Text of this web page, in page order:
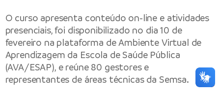
O curso apresenta conteúdo on-line e atividades
presenciais, foi disponibilizado no dia 10 de
fevereiro na plataforma de Ambiente Virtual de
Aprendizagem da Escola de Saúde Pública
(AVA/ESAP), e reúne 80 gestores e
representantes de áreas técnicas da Semsa.